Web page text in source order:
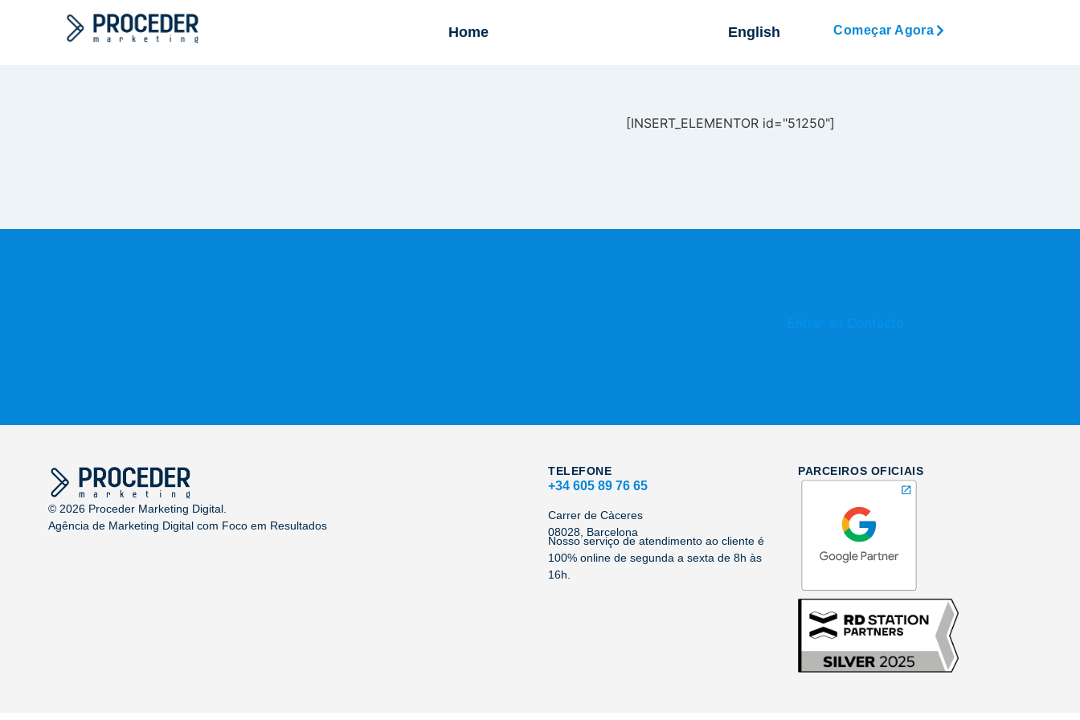
Home English Começar Agora
[INSERT_ELEMENTOR id="51250"]
Entrar en Contacto
© 2026 Proceder Marketing Digital.
Agência de Marketing Digital com Foco em Resultados
TELEFONE
+34 605 89 76 65
Carrer de Càceres
08028, Barcelona
Nosso serviço de atendimento ao cliente é
100% online de segunda a sexta de 8h às
16h.
PARCEIROS OFICIAIS